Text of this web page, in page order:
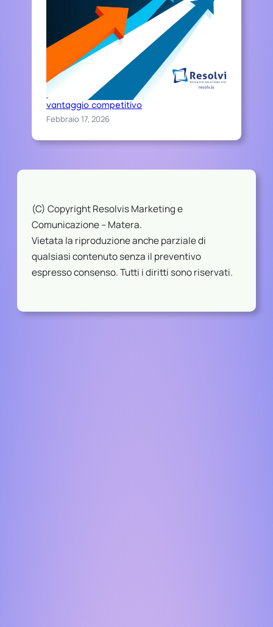
Chi sceglie Resolvis difende il proprio
vantaggio competitivo
Febbraio 17, 2026
(C) Copyright Resolvis Marketing e
Comunicazione – Matera.
Vietata la riproduzione anche parziale di
qualsiasi contenuto senza il preventivo
espresso consenso. Tutti i diritti sono riservati.